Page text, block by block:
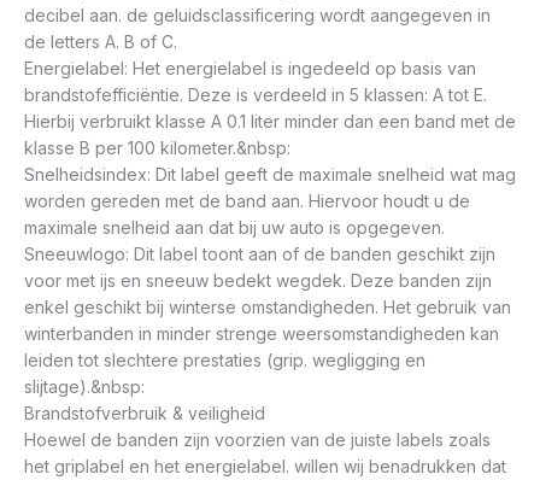
decibel aan. de geluidsclassificering wordt aangegeven in
de letters A. B of C.
Energielabel: Het energielabel is ingedeeld op basis van
brandstofefficiëntie. Deze is verdeeld in 5 klassen: A tot E.
Hierbij verbruikt klasse A 0.1 liter minder dan een band met de
klasse B per 100 kilometer.&nbsp:
Snelheidsindex: Dit label geeft de maximale snelheid wat mag
worden gereden met de band aan. Hiervoor houdt u de
maximale snelheid aan dat bij uw auto is opgegeven.
Sneeuwlogo: Dit label toont aan of de banden geschikt zijn
voor met ijs en sneeuw bedekt wegdek. Deze banden zijn
enkel geschikt bij winterse omstandigheden. Het gebruik van
winterbanden in minder strenge weersomstandigheden kan
leiden tot slechtere prestaties (grip. wegligging en
slijtage).&nbsp:
Brandstofverbruik & veiligheid
Hoewel de banden zijn voorzien van de juiste labels zoals
het griplabel en het energielabel. willen wij benadrukken dat